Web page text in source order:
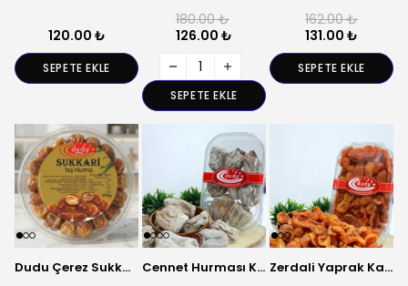
120.00 ₺
SEPETE EKLE
180.00 ₺
126.00 ₺
SEPETE EKLE
162.00 ₺
131.00 ₺
SEPETE EKLE
Dudu Çerez Sukkari Yaş Hurma 500 Gr | Ramazan’a Özel Taze Hurma Cennet Hurması Kurusu – Doğal Kurutulmuş Meyve Zerdali Yaprak Kayısı – Doğal Kuru Meyve